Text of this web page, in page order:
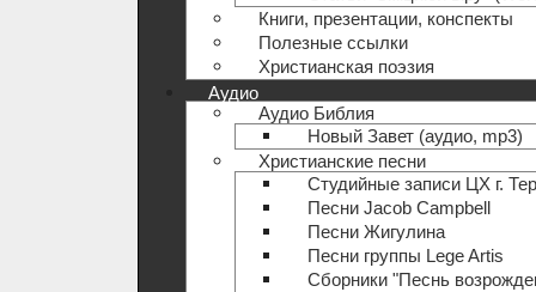
Книги, презентации, конспекты
Полезные ccылки
Христианская поэзия
Аудио
Аудио Библия
Новый Завет (аудио, mp3)
Христианские песни
Студийные записи ЦХ г.
Песни Jacob Campbell
Песни Жигулина
Песни группы Lege Artis
Сборники "Песнь